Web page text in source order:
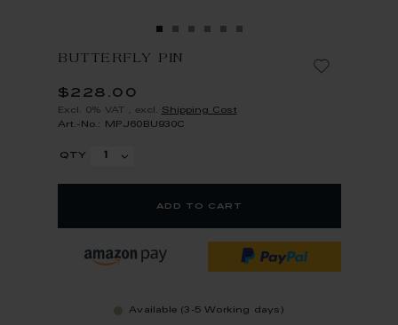
BUTTERFLY PIN
$228.00
Excl. 0% VAT excl. Shipping Cost
Art.-No.: MPJ60BU930C
qty
add to cart
Available (3-5 Working days)